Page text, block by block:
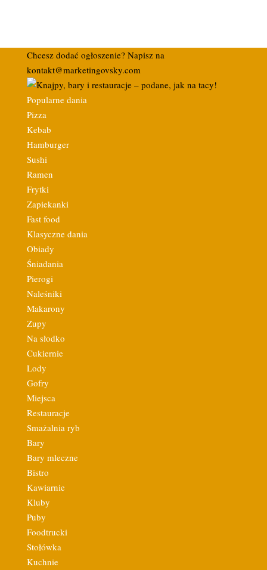
Chcesz dodać ogłoszenie? Napisz na
kontakt@marketingovsky.com
Popularne dania
Pizza
Kebab
Hamburger
Sushi
Ramen
Frytki
Zapiekanki
Fast food
Klasyczne dania
Obiady
Śniadania
Pierogi
Naleśniki
Makarony
Zupy
Na słodko
Cukiernie
Lody
Gofry
Miejsca
Restauracje
Smażalnia ryb
Bary
Bary mleczne
Bistro
Kawiarnie
Kluby
Puby
Foodtrucki
Stołówka
Kuchnie